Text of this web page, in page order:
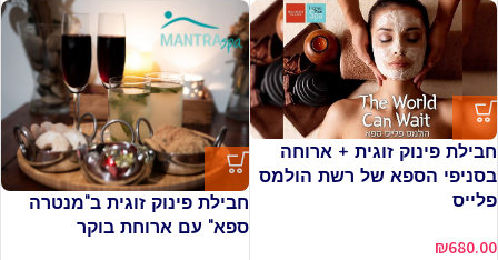
חבילת פינוק זוגית + ארוחה
בסניפי הספא של רשת הולמס
פלייס
₪680.00
חבילת פינוק זוגית ב"מנטרה
ספא" עם ארוחת בוקר